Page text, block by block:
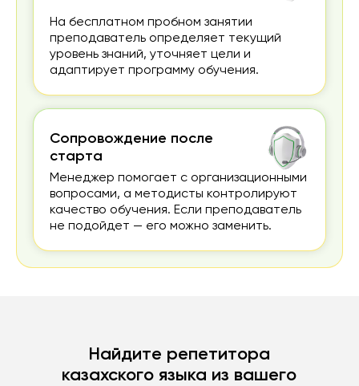
На бесплатном пробном занятии
преподаватель определяет текущий
уровень знаний, уточняет цели и
адаптирует программу обучения.
Сопровождение после
старта
Менеджер помогает с организационными
вопросами, а методисты контролируют
качество обучения. Если преподаватель
не подойдет — его можно заменить.
Найдите репетитора
казахского языка из вашего